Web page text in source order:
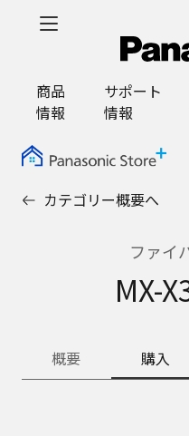
商品
情報
サポート
情報
カテゴリー概要へ
ファイ
MX-
概要 購入